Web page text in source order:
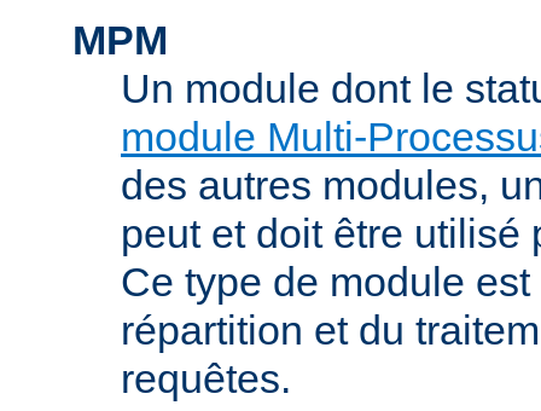
MPM
Un module dont le
module Multi-
des autres modules,
peut et doit être utilisé
Ce type de module
répartition et du
requêtes.